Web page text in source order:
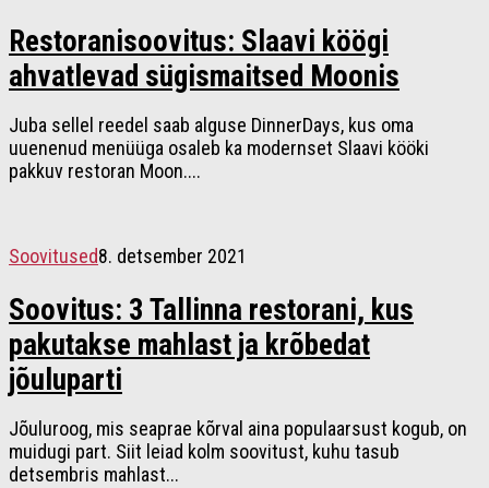
Restoranisoovitus: Slaavi köögi
ahvatlevad sügismaitsed Moonis
Juba sellel reedel saab alguse DinnerDays, kus oma
uuenenud menüüga osaleb ka modernset Slaavi kööki
pakkuv restoran Moon....
Soovitused8. detsember 2021
Soovitus: 3 Tallinna restorani, kus
pakutakse mahlast ja krõbedat
jõuluparti
Jõuluroog, mis seaprae kõrval aina populaarsust kogub, on
muidugi part. Siit leiad kolm soovitust, kuhu tasub
detsembris mahlast...